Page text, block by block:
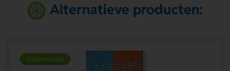
Alternatieve producten:
Custom made